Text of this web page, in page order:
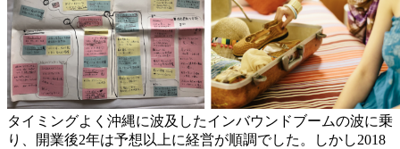
タイミングよく沖縄に波及したインバウンドブームの波に乗
り、開業後2年は予想以上に経営が順調でした。しかし2018